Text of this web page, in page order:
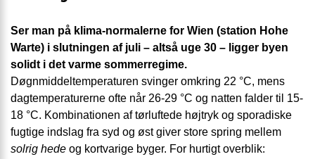
Ser man på klima-normalerne for Wien (station Hohe
Warte) i slutningen af juli – altså uge 30 – ligger byen
solidt i det varme sommerregime.
Døgnmiddeltemperaturen svinger omkring 22 °C, mens
dagtemperaturerne ofte når 26-29 °C og natten falder til 15-
18 °C. Kombinationen af tørluftede højtryk og sporadiske
fugtige indslag fra syd og øst giver store spring mellem
solrig hede og kortvarige byger. For hurtigt overblik: